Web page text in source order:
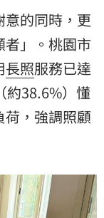
的同時，更
」。 桃園市
長照服務已達
約38.6%）懂
荷，強調照顧